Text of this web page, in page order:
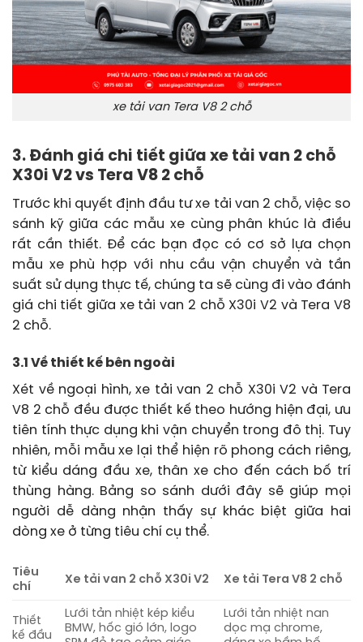
xe tải van Tera V8 2 chỗ
3. Đánh giá chi tiết giữa xe tải van 2 chỗ
X30i V2 vs Tera V8 2 chỗ
Trước khi quyết định đầu tư xe tải van 2 chỗ, việc so
sánh kỹ giữa các mẫu xe cùng phân khúc là điều
rất cần thiết. Để các bạn đọc có cơ sở lựa chọn
mẫu xe phù hợp với nhu cầu vận chuyển và tần
suất sử dụng thực tế, chúng ta sẽ cùng đi vào đánh
giá chi tiết giữa xe tải van 2 chỗ X30i V2 và Tera V8
2 chỗ.
3.1 Về thiết kế bên ngoài
Xét về ngoại hình, xe tải van 2 chỗ X30i V2 và Tera
V8 2 chỗ đều được thiết kế theo hướng hiện đại, ưu
tiên tính thực dụng khi vận chuyển trong đô thị. Tuy
nhiên, mỗi mẫu xe lại thể hiện rõ phong cách riêng,
từ kiểu dáng đầu xe, thân xe cho đến cách bố trí
thùng hàng. Bảng so sánh dưới đây sẽ giúp mọi
người dễ dàng nhận thấy sự khác biệt giữa hai
dòng xe ở từng tiêu chí cụ thể.
Tiêu
chí
Xe tải van 2 chỗ X30i V2 Xe tải Tera V8 2 chỗ
Thiết
kế đầu
Lưới tản nhiệt kép kiểu
BMW, hốc gió lớn, logo
Lưới tản nhiệt nan
dọc mạ chrome,